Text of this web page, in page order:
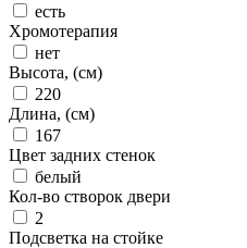
есть
Хромотерапия
нет
Высота, (см)
220
Длина, (см)
167
Цвет задних стенок
белый
Кол-во створок двери
2
Подсветка на стойке